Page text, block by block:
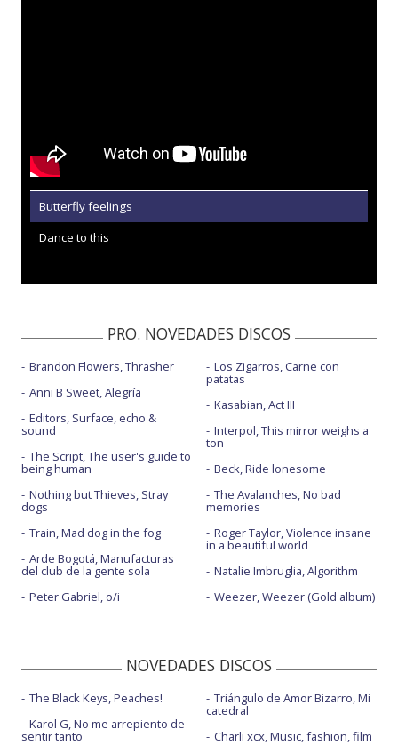
Butterfly feelings
Dance to this
PRO. NOVEDADES DISCOS
Brandon Flowers, Thrasher
Anni B Sweet, Alegría
Editors, Surface, echo &
sound
The Script, The user's guide to
being human
Nothing but Thieves, Stray
dogs
Train, Mad dog in the fog
Arde Bogotá, Manufacturas
del club de la gente sola
Peter Gabriel, o/i
Los Zigarros, Carne con
patatas
Kasabian, Act III
Interpol, This mirror weighs a
ton
Beck, Ride lonesome
The Avalanches, No bad
memories
Roger Taylor, Violence insane
in a beautiful world
Natalie Imbruglia, Algorithm
Weezer, Weezer (Gold album)
NOVEDADES DISCOS
The Black Keys, Peaches!
Karol G, No me arrepiento de
sentir tanto
Triángulo de Amor Bizarro, Mi
catedral
Charli xcx, Music, fashion, film